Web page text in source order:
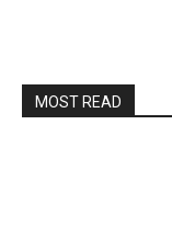
MOST READ